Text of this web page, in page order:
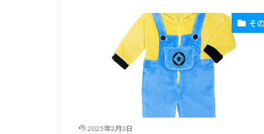
そ
2025年2月3日